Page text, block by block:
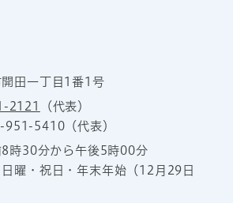
田一丁目1番1号
2121
（代表）
951-5410（代表）
8時30分から午後5時00分
曜・祝日・年末年始（12月29日